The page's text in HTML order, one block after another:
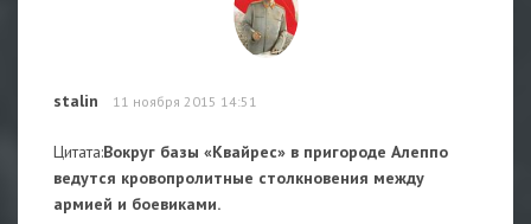
stalin 11 ноября 2015 14:51
Цитата:Вокруг базы «Квайрес» в пригороде Алеппо
ведутся кровопролитные столкновения между
армией и боевиками.